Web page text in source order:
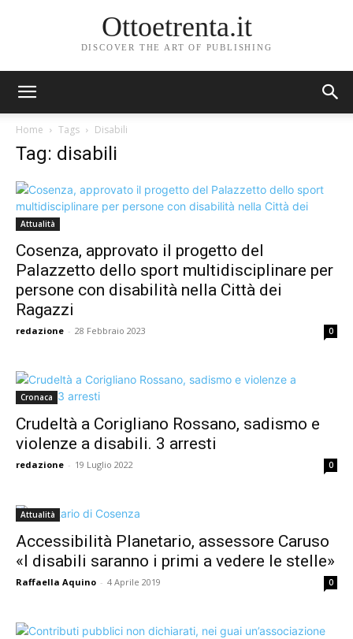
Ottoetrenta.it
DISCOVER THE ART OF PUBLISHING
Home Tags Disabili
Tag: disabili
Attualità
Cosenza, approvato il progetto del
Palazzetto dello sport multidisciplinare per
persone con disabilità nella Città dei
Ragazzi
redazione - 28 Febbraio 2023 0
Cronaca
Crudeltà a Corigliano Rossano, sadismo e
violenze a disabili. 3 arresti
redazione - 19 Luglio 2022 0
Attualità
Accessibilità Planetario, assessore Caruso
«I disabili saranno i primi a vedere le stelle»
Raffaella Aquino - 4 Aprile 2019 0